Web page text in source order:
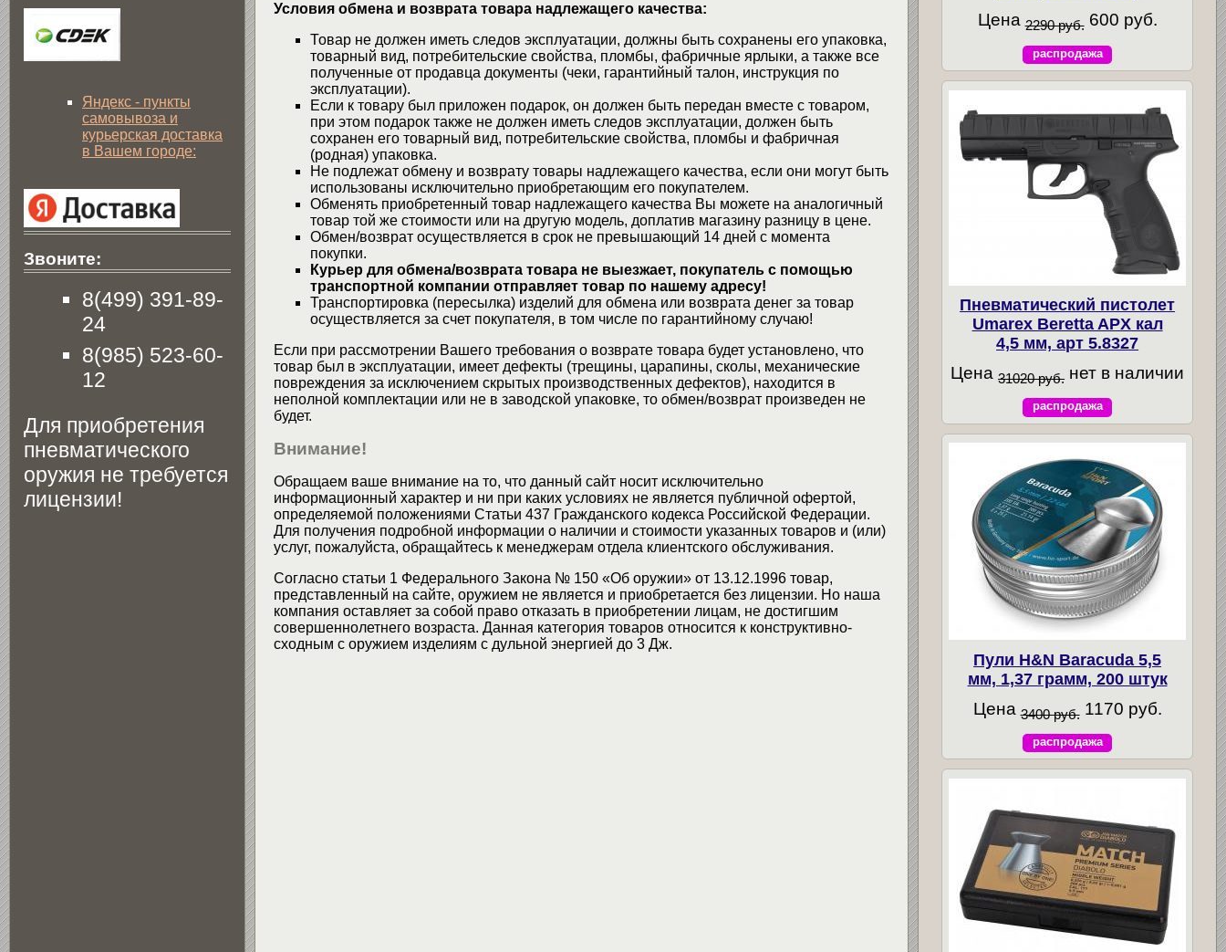
Условия обмена и возврата товара надлежащего качества:
Товар не должен иметь следов эксплуатации, должны быть сохранены его упаковка,
товарный вид, потребительские свойства, пломбы, фабричные ярлыки, а также все
полученные от продавца документы (чеки, гарантийный талон, инструкция по
эксплуатации).
Если к товару был приложен подарок, он должен быть передан вместе с товаром,
при этом подарок также не должен иметь следов эксплуатации, должен быть
сохранен его товарный вид, потребительские свойства, пломбы и фабричная
(родная) упаковка.
Не подлежат обмену и возврату товары надлежащего качества, если они могут быть
использованы исключительно приобретающим его покупателем.
Обменять приобретенный товар надлежащего качества Вы можете на аналогичный
товар той же стоимости или на другую модель, доплатив магазину разницу в цене.
Обмен/возврат осуществляется в срок не превышающий 14 дней с момента
покупки.
Курьер для обмена/возврата товара не выезжает, покупатель с помощью
транспортной компании отправляет товар по нашему адресу!
Транспортировка (пересылка) изделий для обмена или возврата денег за товар
осуществляется за счет покупателя, в том числе по гарантийному случаю!
Если при рассмотрении Вашего требования о возврате товара будет установлено, что
товар был в эксплуатации, имеет дефекты (трещины, царапины, сколы, механические
повреждения за исключением скрытых производственных дефектов), находится в
неполной комплектации или не в заводской упаковке, то обмен/возврат произведен не
будет.
Внимание!
Обращаем ваше внимание на то, что данный сайт носит исключительно
информационный характер и ни при каких условиях не является публичной офертой,
определяемой положениями Статьи 437 Гражданского кодекса Российской Федерации.
Для получения подробной информации о наличии и стоимости указанных товаров и (или)
услуг, пожалуйста, обращайтесь к менеджерам отдела клиентского обслуживания.
Согласно статьи 1 Федерального Закона № 150 «Об оружии» от 13.12.1996 товар,
представленный на сайте, оружием не является и приобретается без лицензии. Но наша
компания оставляет за собой право отказать в приобретении лицам, не достигшим
совершеннолетнего возраста. Данная категория товаров относится к конструктивно-
сходным с оружием изделиям с дульной энергией до 3 Дж.
Яндекс - пункты
самовывоза и
курьерская доставка
в Вашем городе:
Звоните:
8(499) 391-89-
24
8(985) 523-60-
12
Для приобретения
пневматического
оружия не требуется
лицензии!
Цена 2290 руб. 600 руб.
распродажа
Пневматический пистолет
Umarex Beretta APX кал
4,5 мм, арт 5.8327
Цена31020 руб. нет в наличии
распродажа
Пули H&N Baracuda 5,5
мм, 1,37 грамм, 200 штук
Цена 3400 руб. 1170 руб.
распродажа